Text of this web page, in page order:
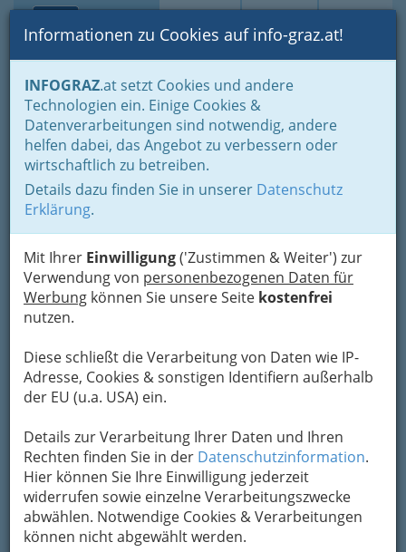
Suche Login Toggle
Informationen zu Cookies auf info-graz.at!
INFOGRAZ.at setzt Cookies und andere
Technologien ein. Einige Cookies &
Datenverarbeitungen sind notwendig, andere
helfen dabei, das Angebot zu verbessern oder
wirtschaftlich zu betreiben.
Details dazu finden Sie in unserer Datenschutz
Erklärung.
Mit Ihrer Einwilligung('Zustimmen & Weiter') zur
Verwendung von personenbezogenen Daten für
Werbung können Sie unsere Seite kostenfrei
nutzen.
Diese schließt die Verarbeitung von Daten wie IP-
Adresse, Cookies & sonstigen Identifiern außerhalb
der EU (u.a. USA) ein.
Details zur Verarbeitung Ihrer Daten und Ihren
Rechten finden Sie in der Datenschutzinformation.
Hier können Sie Ihre Einwilligung jederzeit
widerrufen sowie einzelne Verarbeitungszwecke
abwählen. Notwendige Cookies & Verarbeitungen
können nicht abgewählt werden.
Home Gastronomie
Unterkünfte, Beherbergung
Herbergen & Heime
Heim des Afro-Asiatischen
Instituts
Leechgasse 22, 8010 Graz
+43 316 324 434
Karte
Kontaktaufnahme
bewahren , verwenden wir an dieser Stelle zur
Übermittlung Ihrer Nachricht ein sicheres
Formular. Ihre Nachricht wird nach dem
Absenden umgehend per Mail an das
Unternehmen Heim des Afro-Asiatischen
Instituts weitergeleitet.